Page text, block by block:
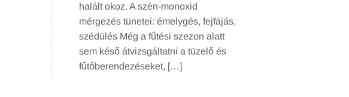
halált okoz. A szén-monoxid
mérgezés tünetei: émelygés, fejfájás,
szédülés Még a fűtési szezon alatt
sem késő átvizsgáltatni a tüzelő és
fűtőberendezéseket, […]